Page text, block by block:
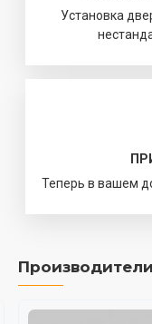
Установка
Теперь в вашем
Производители